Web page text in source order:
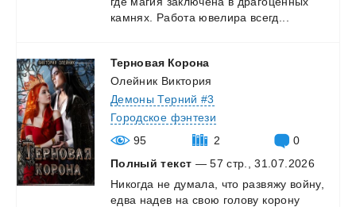
камнях.
Работа ювелира всегд...
Терновая Корона
Олейник Виктория
Демоны Терний #3
Городское фэнтези
95
2
0
Полный текст — 57 стр., 31.07.2026
Никогда не думала, что развяжу войну,
едва надев на свою голову корону